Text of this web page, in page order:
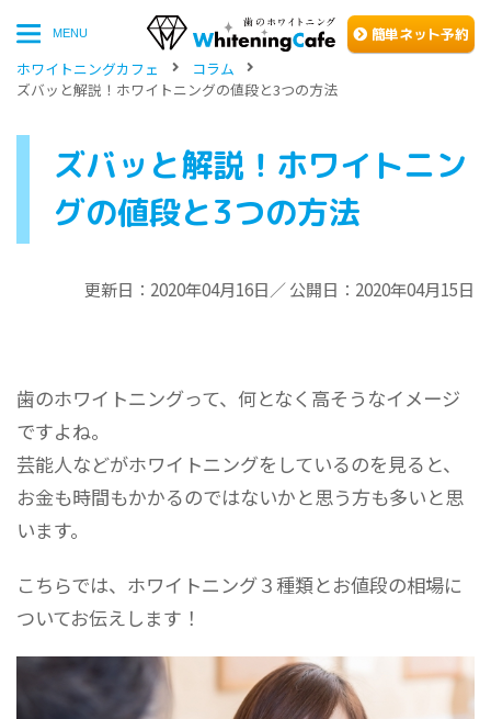
MENU 簡単ネッ ト予約
ホワイトニングカフェ
コラム
ズバッと解説！ホワイトニングの値段と3つの方法
ズバッと解説！ホワイトニン
グの値段と3つの方法
更新日：2020年04月16日／ 公開日：2020年04月15日
歯のホワイトニングって、何となく高そうなイメージ
ですよね。
芸能人などがホワイトニングをしているのを見ると、
お金も時間もかかるのではないかと思う方も多いと思
います。
こちらでは、ホワイトニング３種類とお値段の相場に
ついてお伝えします！